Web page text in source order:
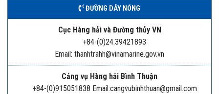
ĐƯỜNG DÂY NÓNG
Cục Hàng hải và Đường thủy VN
+84-(0)24.39421893
Email: thanhtrahh@vinamarine.gov.vn
Cảng vụ Hàng hải Bình Thuận
+84-(0)915051838 Email:cangvubinhthuan@gmail.com